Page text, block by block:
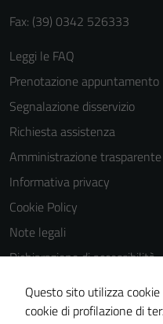
Fax: (39) 0342 526333
Leggi le FAQ
Prenotazione appuntamento
Segnalazione disservizio
Richiesta assistenza
Amministrazione trasparente
Informativa privacy
Cookie Policy
Note legali
Dichiarazione di accessibilità
Dichiarazione di accessibilità
Whistleblowing
Questo sito utilizza
cookie di profilazione di